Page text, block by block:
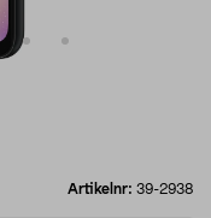
Artikelnr: 39-2938